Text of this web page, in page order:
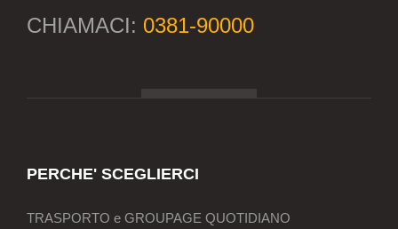
CHIAMACI: 0381-90000
PERCHE' SCEGLIERCI
TRASPORTO e GROUPAGE QUOTIDIANO